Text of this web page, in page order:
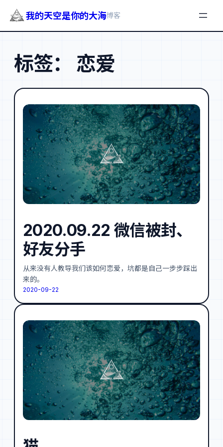
我的天空是你的大海博客
标签： 恋爱
2020.09.22 微信被封、
好友分手
从来没有人教导我们该如何恋爱，坑都是自己一步步踩出
来的。
2020-09-22